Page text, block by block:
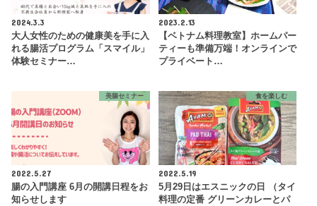
2024.3.3
大人女性のための健康美を手に入
れる腸活プログラム「スマイル」
体験セミナー…
2023.2.13
【ベトナム料理教室】ホームパー
ティーも準備万端！オンラインで
プライベート…
美腸セミナー
2022.5.27
腸の入門講座 6月の開講日程をお
知らせします
食を楽しむ
2022.5.19
5月29日はエスニックの日 （タイ
料理の定番 グリーンカレーとパ